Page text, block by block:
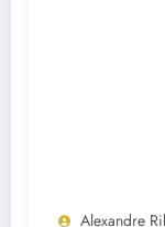
Alexandre